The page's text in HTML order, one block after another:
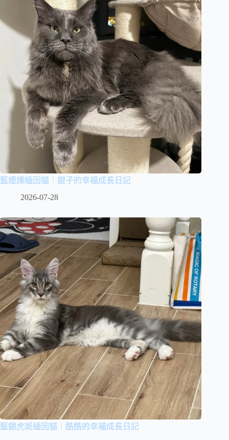
藍煙燻緬因貓｜銀子的幸福成長日記
2026-07-28
藍銀虎斑緬因貓｜酷酷的幸福成長日記